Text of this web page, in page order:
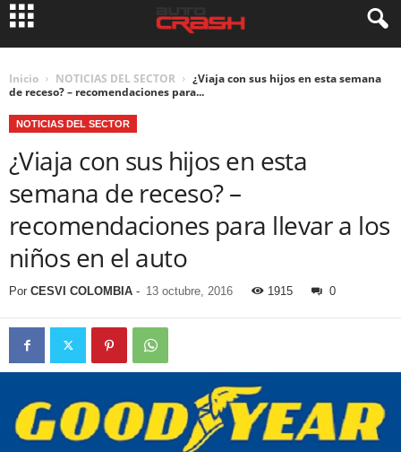
Inicio NOTICIAS DEL SECTOR
¿Viaja con sus hijos en esta semana
de receso? – recomendaciones para...
NOTICIAS DEL SECTOR
¿Viaja con sus hijos en esta
semana de receso? –
recomendaciones para llevar a los
niños en el auto
Por CESVI COLOMBIA - 13 octubre, 2016 1915 0